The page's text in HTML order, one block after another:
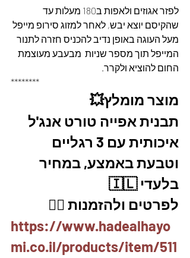
לפזר אגוזים ולאפות ב180 מעלות עד
שהקיסם יוצא יבש, לאחר למזוג סירופ מייפל
מעל העוגה באופן נדיב להכניס חזרה לתנור
המייפל תוך מספר שניות  מבעבע מעוצמת
החום להוציא ולקרר.
********
מוצר מומלץ💥
תבנית אפייה טורט אנג'ל
איכותית עם 3 רגליים
וטבעת באמצע, במחיר
בלעדי 🇮🇱
לפרטים ולהזמנות 👇🏼
https://www.hadealhayo
mi.co.il/products/item/511